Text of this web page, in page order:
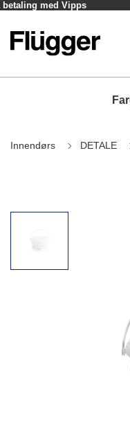
betaling med Vipps
Innendørs DETALE